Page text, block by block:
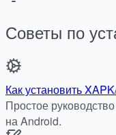
Советы по
Как установить
Простое
на Android.